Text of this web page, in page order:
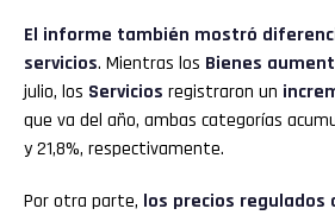
El informe también mostró
servicios. Mientras los Bienes
julio, los Servicios registraron un
que va del año, ambas categorías
y 21,8%, respectivamente.
Por otra parte, los precios regulados